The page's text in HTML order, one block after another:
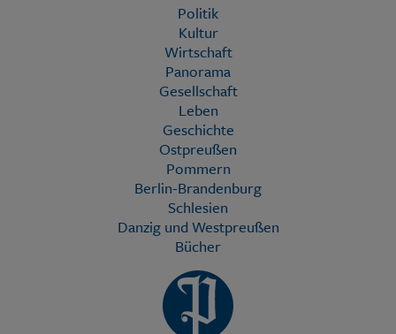
Politik
Kultur
Wirtschaft
Panorama
Gesellschaft
Leben
Geschichte
Ostpreußen
Pommern
Berlin-Brandenburg
Schlesien
Danzig und Westpreußen
Bücher